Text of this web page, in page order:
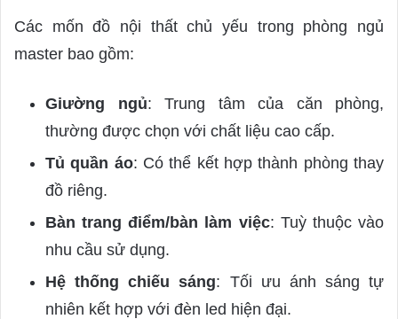
Các mốn đồ nội thất chủ yếu trong phòng ngủ
master bao gồm:
Giường ngủ: Trung tâm của căn phòng,
thường được chọn với chất liệu cao cấp.
Tủ quần áo: Có thể kết hợp thành phòng thay
đồ riêng.
Bàn trang điểm/bàn làm việc: Tuỳ thuộc vào
nhu cầu sử dụng.
Hệ thống chiếu sáng: Tối ưu ánh sáng tự
nhiên kết hợp với đèn led hiện đại.